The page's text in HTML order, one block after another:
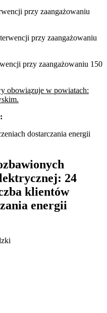
przy zaangażowaniu
przy zaangażowaniu
przy zaangażowaniu 150
obowiązuje w powiatach:
dostarczania energii
24
klientów
energii